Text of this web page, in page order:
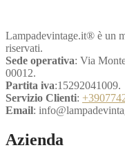
Lampadevintage.it® è un
riservati.
Sede operativa: Via
00012.
Partita iva:15292041009.
Servizio Clienti:
Email:
Azienda